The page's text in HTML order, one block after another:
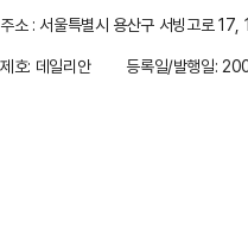
주소 : 서울특별시 용산구 서빙고로
제호: 데일리안
등록일/발행일: